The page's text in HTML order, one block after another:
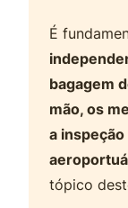
É
bagagem
mão, os
a
tópico